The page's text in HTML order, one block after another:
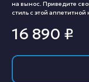
на вынос. Приведите
стиль с этой
16 890 ₽